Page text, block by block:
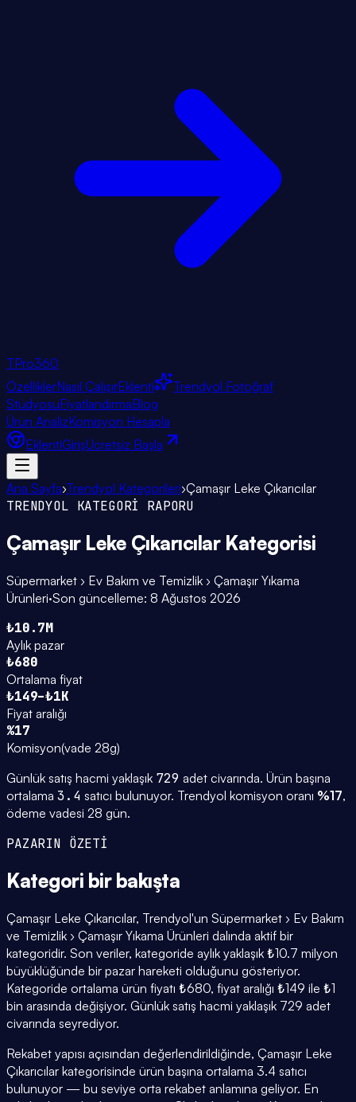
TPro360
ÖzelliklerNasıl ÇalışırEklenti
Trendyol Fotoğraf
StüdyosuFiyatlandırmaBlog
Ürün AnalizKomisyon Hesapla
EklentiGirişÜcretsiz Başla
Ana Sayfa›Trendyol Kategorileri›Çamaşır Leke Çıkarıcılar
TRENDYOL KATEGORİ RAPORU
Çamaşır Leke Çıkarıcılar Kategorisi
Süpermarket › Ev Bakım ve Temizlik › Çamaşır Yıkama
Ürünleri·Son güncelleme: 8 Ağustos 2026
₺10.7M
Aylık pazar
₺680
Ortalama fiyat
₺149–₺1K
Fiyat aralığı
%17
Komisyon(vade 28g)
Günlük satış hacmi yaklaşık 729 adet civarında. Ürün başına
ortalama 3.4 satıcı bulunuyor. Trendyol komisyon oranı %17,
ödeme vadesi 28 gün.
PAZARIN ÖZETİ
Kategori bir bakışta
Çamaşır Leke Çıkarıcılar, Trendyol'un Süpermarket › Ev Bakım
ve Temizlik › Çamaşır Yıkama Ürünleri dalında aktif bir
kategoridir. Son veriler, kategoride aylık yaklaşık ₺10.7 milyon
büyüklüğünde bir pazar hareketi olduğunu gösteriyor.
Kategoride ortalama ürün fiyatı ₺680, fiyat aralığı ₺149 ile ₺1
bin arasında değişiyor. Günlük satış hacmi yaklaşık 729 adet
civarında seyrediyor.
Rekabet yapısı açısından değerlendirildiğinde, Çamaşır Leke
Çıkarıcılar kategorisinde ürün başına ortalama 3.4 satıcı
bulunuyor — bu seviye orta rekabet anlamına geliyor. En